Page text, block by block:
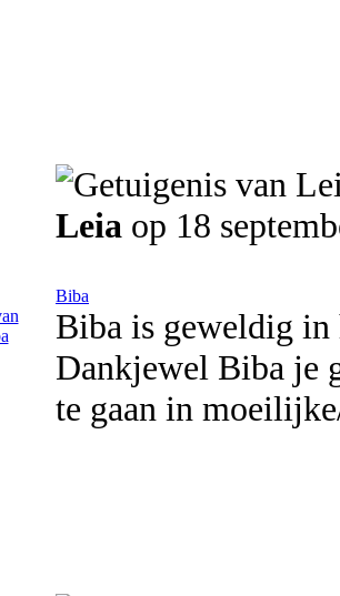
Leia op 18
Biba
Biba is geweldig in
Dankjewel Biba je
te gaan in